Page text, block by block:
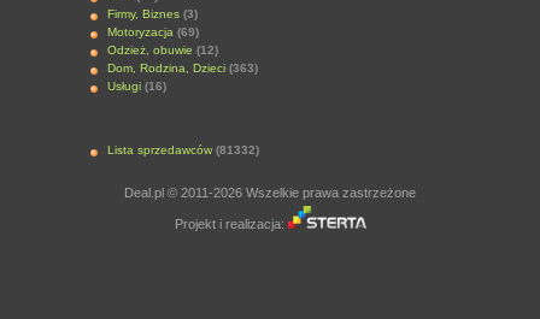
Firmy, Biznes (3)
Motoryzacja (69)
Odzież, obuwie (12)
Dom, Rodzina, Dzieci (363)
Usługi (16)
Lista sprzedawców (81332)
Deal.pl © 2011-2026 Wszelkie prawa zastrzeżone
Projekt i realizacja: